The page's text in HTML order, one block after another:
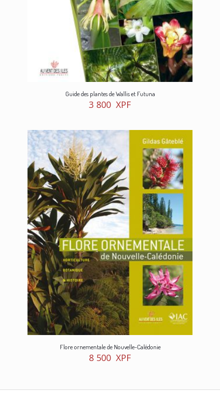
Guide des plantes de Wallis et Futuna
3 800 XPF
Flore ornementale de Nouvelle-Calédonie
8 500 XPF